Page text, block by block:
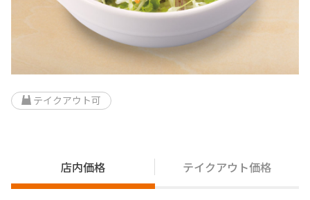
テイクアウト可
店内価格 テイクアウト価格